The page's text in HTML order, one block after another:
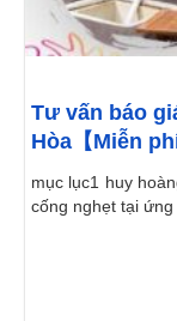
Tư vấn báo
Hòa【Miễn phí
mục lục1 huy
cống nghẹt tại ứng